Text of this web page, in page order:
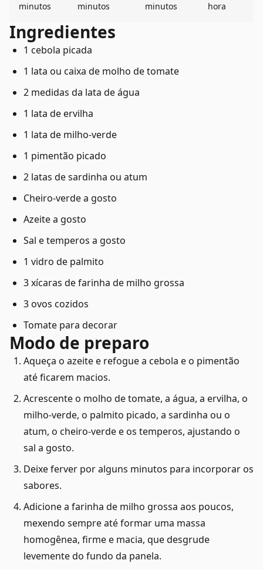
minutos
minutos
minutos
hora
Ingredientes
1 cebola picada
1 lata ou caixa de molho de tomate
2 medidas da lata de água
1 lata de ervilha
1 lata de milho-verde
1 pimentão picado
2 latas de sardinha ou atum
Cheiro-verde a gosto
Azeite a gosto
Sal e temperos a gosto
1 vidro de palmito
3 xícaras de farinha de milho grossa
3 ovos cozidos
Tomate para decorar
Modo de preparo
Aqueça o azeite e refogue a cebola e o pimentão
até ficarem macios.
Acrescente o molho de tomate, a água, a ervilha, o
milho-verde, o palmito picado, a sardinha ou o
atum, o cheiro-verde e os temperos, ajustando o
sal a gosto.
Deixe ferver por alguns minutos para incorporar os
sabores.
Adicione a farinha de milho grossa aos poucos,
mexendo sempre até formar uma massa
homogênea, firme e macia, que desgrude
levemente do fundo da panela.